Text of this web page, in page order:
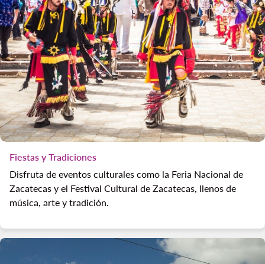
Fiestas y Tradiciones
Disfruta de eventos culturales como la Feria Nacional de
Zacatecas y el Festival Cultural de Zacatecas, llenos de
música, arte y tradición.